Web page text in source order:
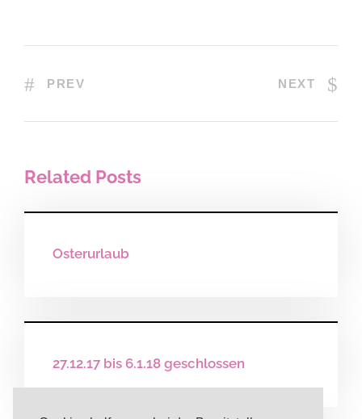
PREV NEXT
Related Posts
Osterurlaub
27.12.17 bis 6.1.18 geschlossen